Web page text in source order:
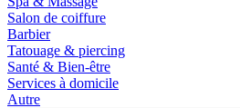
Salon de coiffure
Barbier
Tatouage & piercing
Santé & Bien-être
Services à domicile
Autre